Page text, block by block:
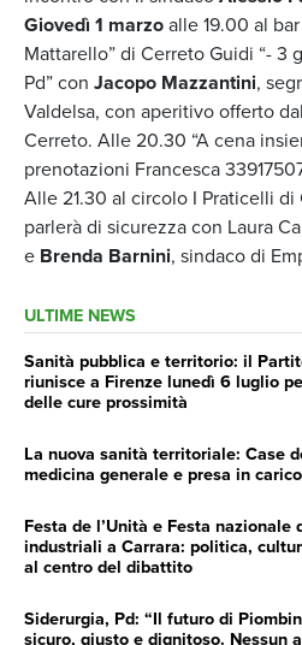
Giovedì 1 marzoalle 19.00 al
Mattarello” di Cerreto Guidi “- 3
Pd” con Jacopo Mazzantini,
Valdelsa, con aperitivo offerto
Cerreto. Alle 20.30 “A cena
prenotazioni Francesca
Alle 21.30 al circolo I Praticelli
parlerà di sicurezza con Laura
e Brenda Barnini, sindaco di
ULTIME NEWS
Sanità pubblica e territorio: il
riunisce a Firenze lunedì 6 luglio
delle cure prossimità
La nuova sanità territoriale: Case
medicina generale e presa in
Festa de l’Unità e Festa
industriali a Carrara: politica,
al centro del dibattito
Siderurgia, Pd: “Il futuro di
sicuro, giusto e dignitoso. Nessun